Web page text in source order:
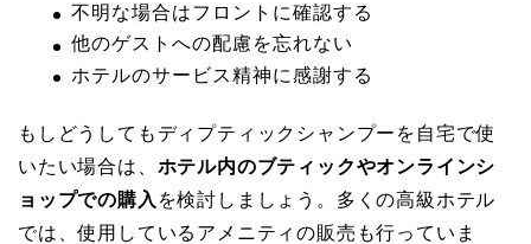
不明な場合はフロントに確認する
他のゲストへの配慮を忘れない
ホテルのサービス精神に感謝する
もしどうしてもディプティックシャンプーを自宅で使
いたい場合は、 ホテル内のブティックやオンラインシ
ョップでの購入 を検討しましょう。多くの高級ホテル
では、使用しているアメニティの販売も行っていま